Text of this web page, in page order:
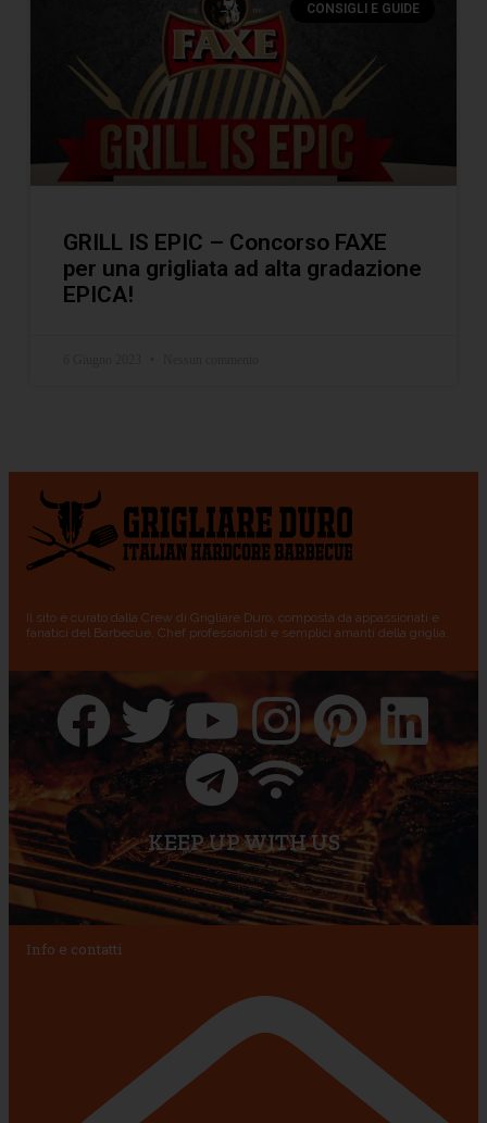
CONSIGLI E GUIDE
GRILL IS EPIC – Concorso FAXE
per una grigliata ad alta gradazione
EPICA!
Il sito è curato dalla Crew di Grigliare Duro, composta da appassionati e
fanatici del Barbecue, Chef professionisti e semplici amanti della griglia.
KEEP UP WITH US
Info e contatti